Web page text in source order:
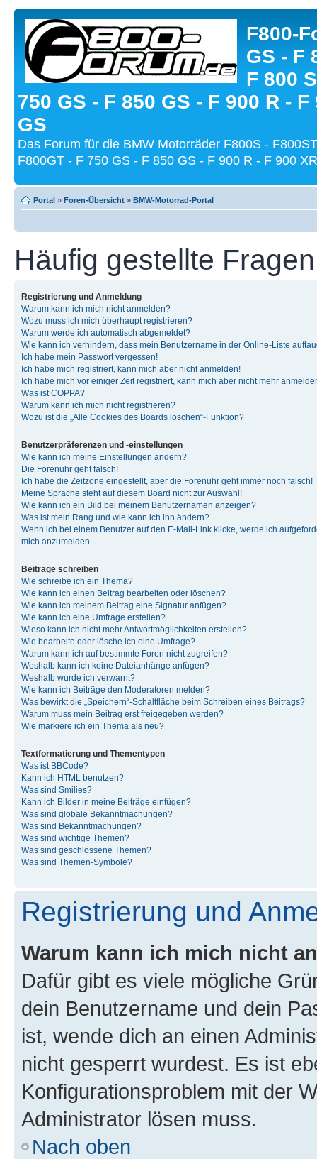
F800-
GS - F
F 800
750 GS - F 850 GS - F 900 R - F
GS
Das Forum für die BMW Motorräder F800S -
F800GT - F 750 GS - F 850 GS - F 900 R - F 900
Portal » Foren-Übersicht » BMW-Motorrad-Portal
Häufig gestellte Fragen
Registrierung und Anmeldung
Warum kann ich mich nicht anmelden?
Wozu muss ich mich überhaupt registrieren?
Warum werde ich automatisch abgemeldet?
Wie kann ich verhindern, dass mein Benutzername in der Online-Liste
Ich habe mein Passwort vergessen!
Ich habe mich registriert, kann mich aber nicht anmelden!
Ich habe mich vor einiger Zeit registriert, kann mich aber nicht mehr
Was ist COPPA?
Warum kann ich mich nicht registrieren?
Wozu ist die „Alle Cookies des Boards löschen“-Funktion?
Benutzerpräferenzen und -einstellungen
Wie kann ich meine Einstellungen ändern?
Die Forenuhr geht falsch!
Ich habe die Zeitzone eingestellt, aber die Forenuhr geht immer noch falsch!
Meine Sprache steht auf diesem Board nicht zur Auswahl!
Wie kann ich ein Bild bei meinem Benutzernamen anzeigen?
Was ist mein Rang und wie kann ich ihn ändern?
Wenn ich bei einem Benutzer auf den E-Mail-Link klicke, werde ich
mich anzumelden.
Beiträge schreiben
Wie schreibe ich ein Thema?
Wie kann ich einen Beitrag bearbeiten oder löschen?
Wie kann ich meinem Beitrag eine Signatur anfügen?
Wie kann ich eine Umfrage erstellen?
Wieso kann ich nicht mehr Antwortmöglichkeiten erstellen?
Wie bearbeite oder lösche ich eine Umfrage?
Warum kann ich auf bestimmte Foren nicht zugreifen?
Weshalb kann ich keine Dateianhänge anfügen?
Weshalb wurde ich verwarnt?
Wie kann ich Beiträge den Moderatoren melden?
Was bewirkt die „Speichern“-Schaltfläche beim Schreiben eines Beitrags?
Warum muss mein Beitrag erst freigegeben werden?
Wie markiere ich ein Thema als neu?
Textformatierung und Thementypen
Was ist BBCode?
Kann ich HTML benutzen?
Was sind Smilies?
Kann ich Bilder in meine Beiträge einfügen?
Was sind globale Bekanntmachungen?
Was sind Bekanntmachungen?
Was sind wichtige Themen?
Was sind geschlossene Themen?
Was sind Themen-Symbole?
Registrierung und
Warum kann ich mich nicht
Dafür gibt es viele mögliche
dein Benutzername und dein
ist, wende dich an einen
nicht gesperrt wurdest. Es ist
Konfigurationsproblem mit der
Administrator lösen muss.
Nach oben